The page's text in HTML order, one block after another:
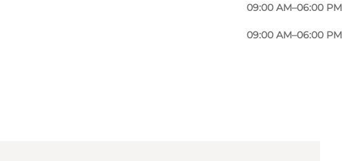
09:00 AM–06:00 PM
09:00 AM–06:00 PM